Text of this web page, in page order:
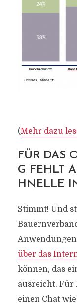
(Mehr dazu
FÜR DAS
G FEHLT
HNELLE
Stimmt! Und
über das
können, das
ausreicht. Für
einen Chat